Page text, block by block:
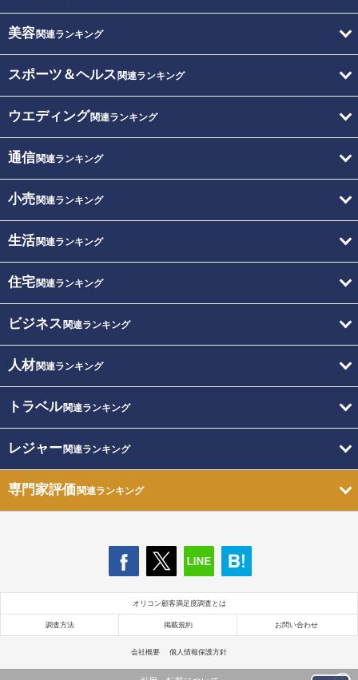
美容関連ランキング
スポーツ＆ヘルス 関連ランキング
ウエディング関連ランキング
通信関連ランキング
小売関連ランキング
生活関連ランキング
住宅関連ランキング
ビジネス 関連ランキング
人材関連ランキング
トラベル関連ランキング
レジャー関連ランキング
専門家評価関連ランキング
オリコン顧客満足度調査とは
調査方法 掲載規約 お問い合わせ
会社概要 個人情報保護方針